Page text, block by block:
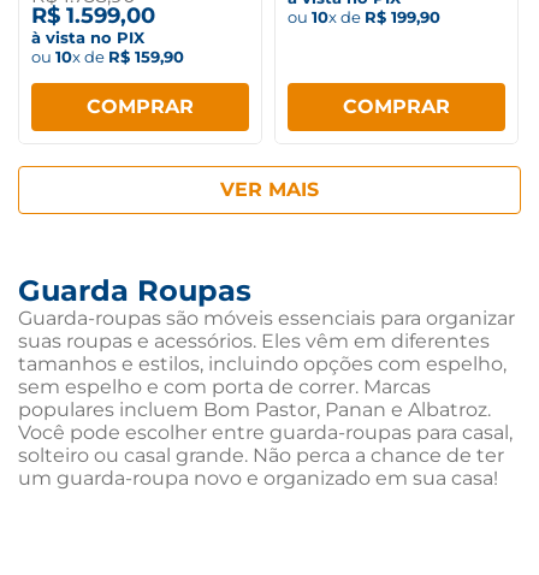
white
R$ 1.599,00
à vista no PIX
ou 10x de R$ 159,90
COMPRAR
ou 10x de R$ 199,90
COMPRAR
Guarda Roupas
Guarda-roupas são móveis essenciais para organizar
suas roupas e acessórios. Eles vêm em diferentes
tamanhos e estilos, incluindo opções com espelho,
sem espelho e com porta de correr. Marcas
populares incluem Bom Pastor, Panan e Albatroz.
Você pode escolher entre guarda-roupas para casal,
solteiro ou casal grande. Não perca a chance de ter
um guarda-roupa novo e organizado em sua casa!